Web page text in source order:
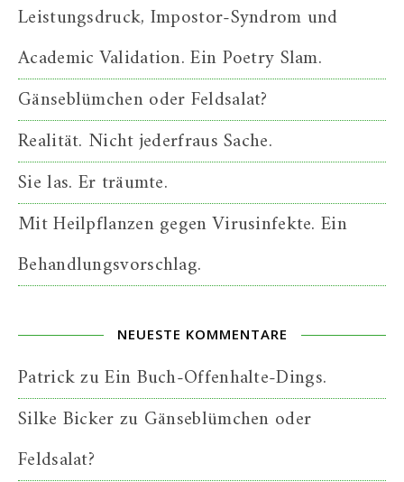
Leistungsdruck, Impostor-Syndrom und
Academic Validation. Ein Poetry Slam.
Gänseblümchen oder Feldsalat?
Realität. Nicht jederfraus Sache.
Sie las. Er träumte.
Mit Heilpflanzen gegen Virusinfekte. Ein
Behandlungsvorschlag.
NEUESTE KOMMENTARE
PatrickzuEin Buch-Offenhalte-Dings.
Silke Bickerzu Gänseblümchen oder
Feldsalat?